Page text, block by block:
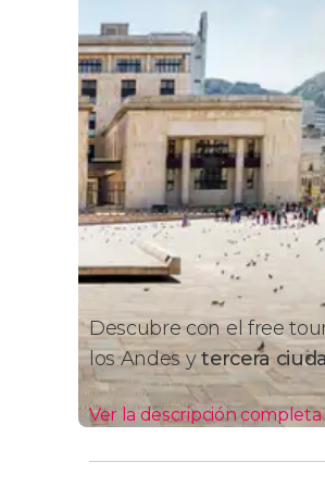
Descubre con el free
los Andes ytercera
Ver la descripción completa